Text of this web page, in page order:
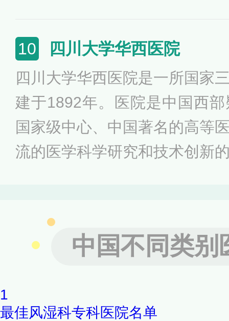
首批三级甲等医院、全国百佳
动奖状、全国文明单位等荣誉
全国先进基层党组织、全国抗
医院的血液科、心血管内科、
多个学科为国家重点（培育）
10 四川大学华西医院
四川大学华西医院是一所国家
建于1892年。医院是中国西
国家级中心、中国著名的高等
流的医学科学研究和技术创新
国家级一流专业建设点全覆盖
范试点高校院系、全国“三全
中国不同类别
1
最佳风湿科专科医院名单